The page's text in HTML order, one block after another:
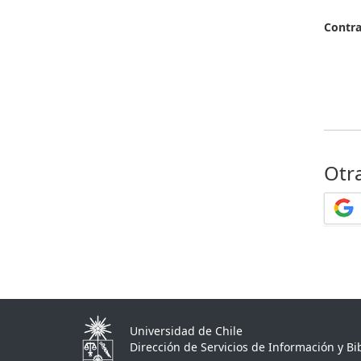
Universidad de Chile
Dirección de Servicios de Información y